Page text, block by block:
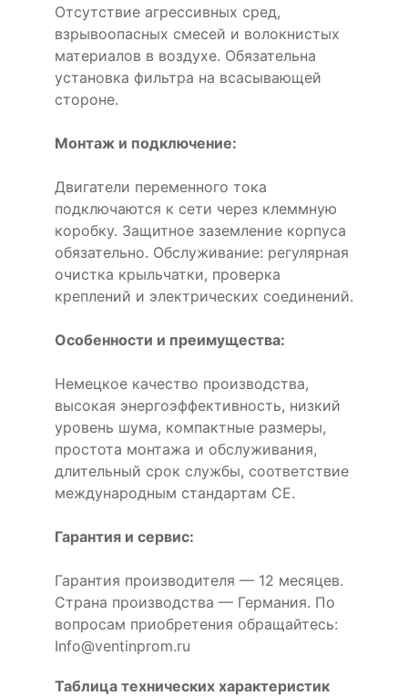
Отсутствие агрессивных сред,
взрывоопасных смесей и волокнистых
материалов в воздухе. Обязательна
установка фильтра на всасывающей
стороне.
Монтаж и подключение:
Двигатели переменного тока
подключаются к сети через клеммную
коробку. Защитное заземление корпуса
обязательно. Обслуживание: регулярная
очистка крыльчатки, проверка
креплений и электрических соединений.
Особенности и преимущества:
Немецкое качество производства,
высокая энергоэффективность, низкий
уровень шума, компактные размеры,
простота монтажа и обслуживания,
длительный срок службы, соответствие
международным стандартам CE.
Гарантия и сервис:
Гарантия производителя — 12 месяцев.
Страна производства — Германия. По
вопросам приобретения обращайтесь:
Info@ventinprom.ru
Таблица технических характеристик